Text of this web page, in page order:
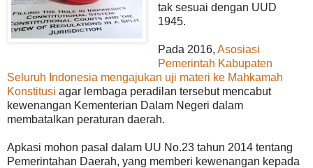
tak sesuai dengan UUD
1945.
Pada 2016, Asosiasi
Pemerintah Kabupaten
Seluruh Indonesia mengajukan uji materi ke Mahkamah
Konstitusi agar lembaga peradilan tersebut mencabut
kewenangan Kementerian Dalam Negeri dalam
membatalkan peraturan daerah.
Apkasi mohon pasal dalam UU No.23 tahun 2014 tentang
Pemerintahan Daerah, yang memberi kewenangan kepada